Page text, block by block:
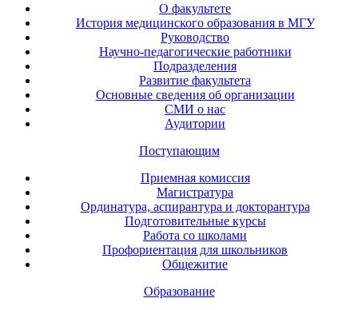
О факультете
История медицинского образования в МГУ
Руководство
Научно-педагогические работники
Подразделения
Развитие факультета
Основные сведения об организации
СМИ о нас
Аудитории
Поступающим
Приемная комиссия
Магистратура
Ординатура, аспирантура и докторантура
Подготовительные курсы
Работа со школами
Профориентация для школьников
Общежитие
Образование